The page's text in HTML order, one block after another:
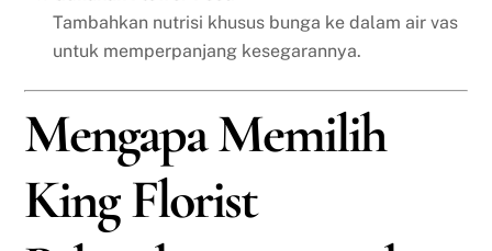
Tambahkan nutrisi khusus bunga ke dalam air vas
untuk memperpanjang kesegarannya.
Mengapa Memilih
King Florist